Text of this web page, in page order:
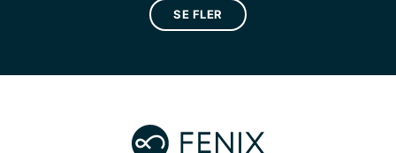
SE FLER